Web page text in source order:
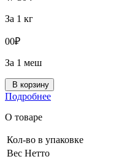
За 1 кг
00₽
За 1 меш
В корзину
Подробнее
О товаре
Кол-во в упаковке
Вес Нетто